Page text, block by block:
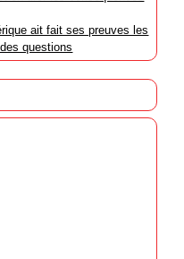
ait fait ses preuves les
questions